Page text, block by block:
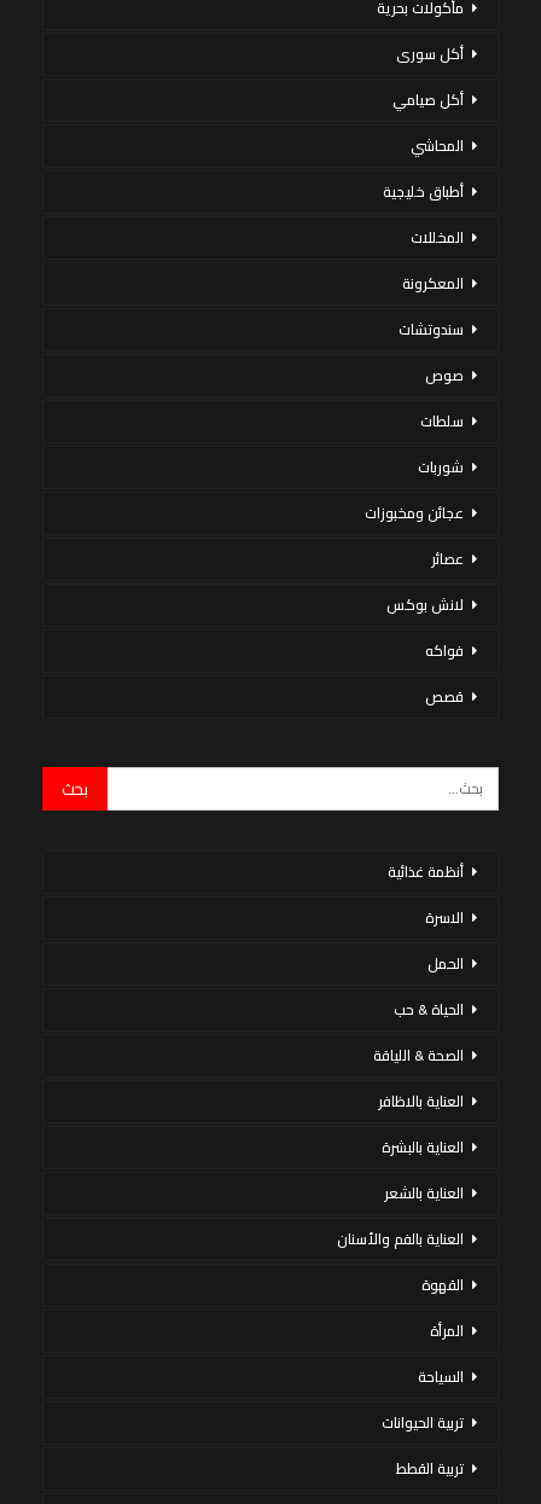
مأكولات بحرية
أكل سورى
أكل صيامي
المحاشي
أطباق خليجية
المخللات
المعكرونة
سندوتشات
صوص
سلطات
شوربات
عجائن ومخبوزات
عصائر
لانش بوكس
فواكه
قصص
أنظمة غذائية
الاسرة
الحمل
الحياة & حب
الصحة & اللياقة
العناية بالاظافر
العناية بالبشرة
العناية بالشعر
العناية بالفم والأسنان
القهوة
المرأة
السياحة
تربية الحيوانات
تربية القطط